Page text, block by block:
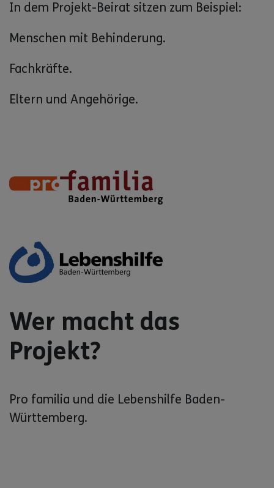
In dem Projekt-Beirat sitzen zum Beispiel:
Menschen mit Behinderung.
Fachkräfte.
Eltern und Angehörige.
Wer macht das
Projekt?
Pro familia und die Lebenshilfe Baden-
Württemberg.